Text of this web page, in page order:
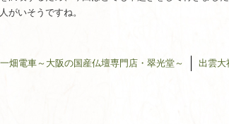
がいそうですね。
畑電車～大阪の国産仏壇専門店・翠光堂～ 出雲大